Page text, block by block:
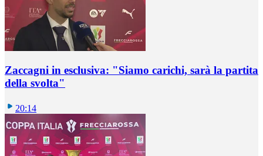
Zaccagni in esclusiva: "Siamo carichi, sarà la partita
della svolta"
20:14